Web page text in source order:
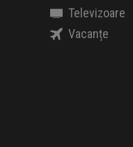
Televizoare
Vacanțe